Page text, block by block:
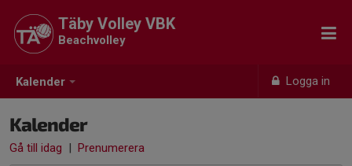
Kalender Logga in
Täby Volley VBK
Beachvolley
Kalender
Gå till idag | Prenumerera